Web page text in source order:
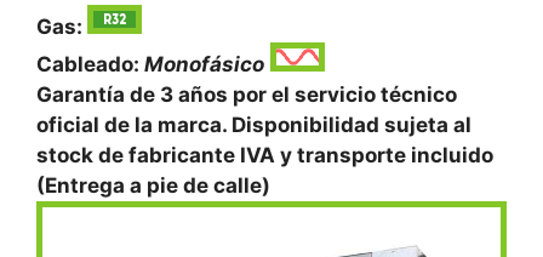
Gas:
Cableado: Monofásico
Garantía de 3 años por el servicio técnico
oficial de la marca. Disponibilidad sujeta al
stock de fabricante IVA y transporte incluido
(Entrega a pie de calle)